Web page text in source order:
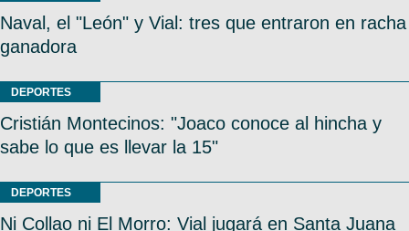
Naval, el "León" y Vial: tres que entraron en racha
ganadora
DEPORTES
Cristián Montecinos: "Joaco conoce al hincha y
sabe lo que es llevar la 15"
DEPORTES
Ni Collao ni El Morro: Vial jugará en Santa Juana